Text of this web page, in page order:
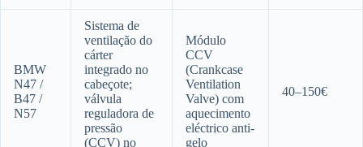
BMW
N47 /
B47 /
N57
Sistema de
ventilação do
cárter
integrado no
cabeçote;
válvula
reguladora de
pressão
(CCV) no
Módulo
CCV
(Crankcase
Ventilation
Valve) com
aquecimento
eléctrico anti-
gelo
40–150€